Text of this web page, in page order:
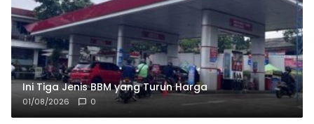
Ini Tiga Jenis BBM yang Turun Harga
01/08/2026 0